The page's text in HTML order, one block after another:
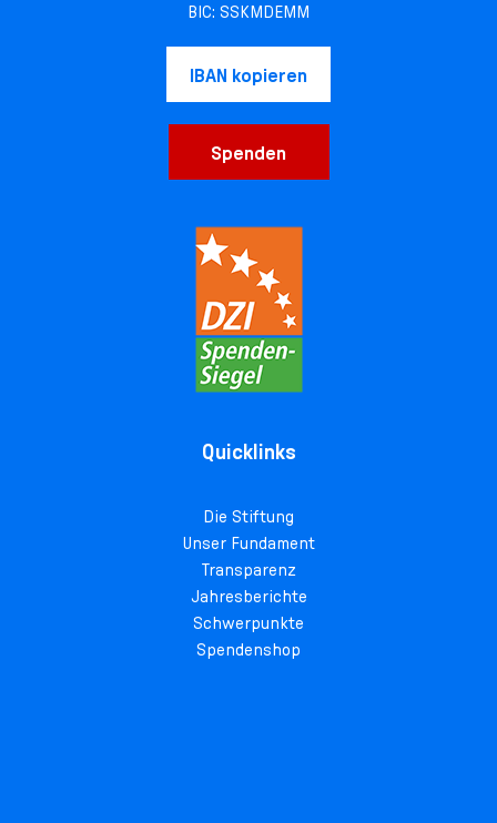
BIC: SSKMDEMM
IBAN kopieren
Spenden
Quicklinks
Die Stiftung
Unser Fundament
Transparenz
Jahresberichte
Schwerpunkte
Spendenshop